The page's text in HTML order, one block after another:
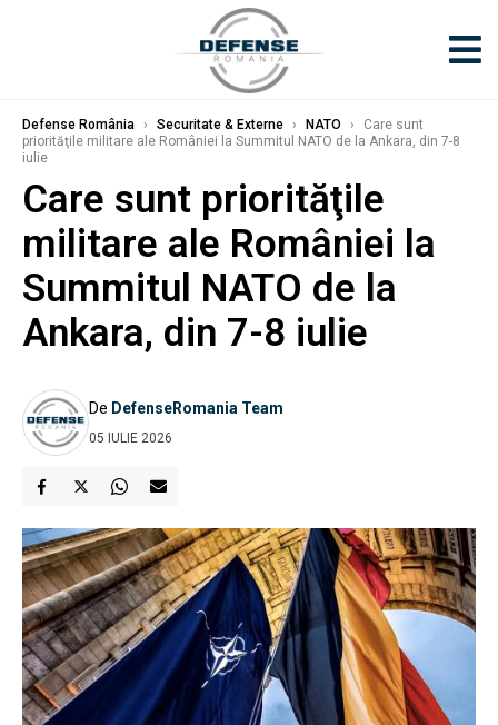
Defense România › Securitate & Externe › NATO ›
Care sunt
priorităţile militare ale României la Summitul NATO de la Ankara, din 7-8
iulie
Care sunt priorităţile
militare ale României la
Summitul NATO de la
Ankara, din 7-8 iulie
De DefenseRomania Team
05 IULIE 2026